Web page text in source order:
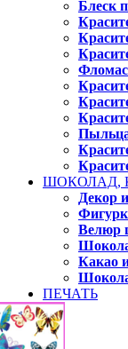
Блеск
ШОКОЛАД,
Декор
Велюр
Какао
ПЕЧАТЬ